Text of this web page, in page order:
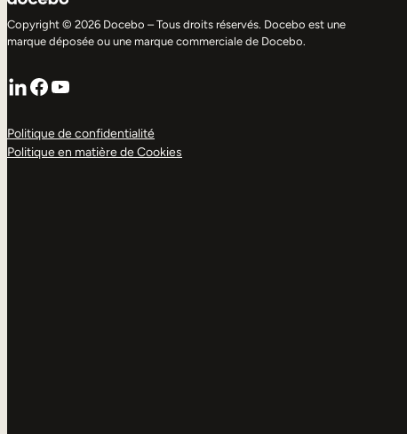
Copyright © 2026 Docebo – Tous droits réservés. Docebo est une
marque déposée ou une marque commerciale de Docebo.
LinkedIn
Facebook
YouTube
Politique de confidentialité
Politique en matière de Cookies